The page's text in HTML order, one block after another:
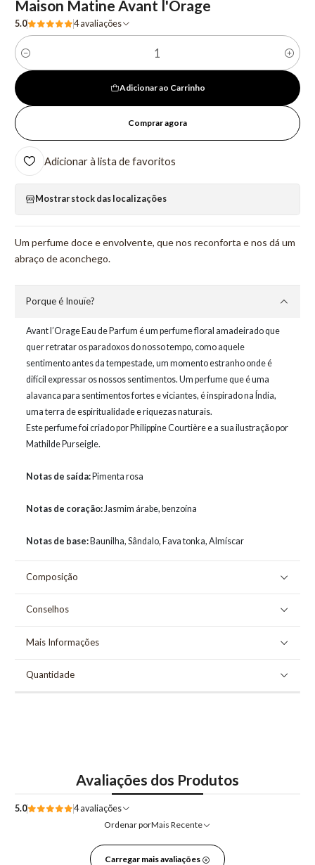
Maison Matine Avant l'Orage
5.0 4 avaliações
Quantidade
Adicionar ao Carrinho
Comprar agora
Adicionar à lista de favoritos
Mostrar stock das localizações
Um perfume doce e envolvente, que nos reconforta e nos dá um
abraço de aconchego.
Porque é Inouïe?
Avant l’Orage Eau de Parfum é um perfume floral amadeirado que
quer retratar os paradoxos do nosso tempo, como aquele
sentimento antes da tempestade, um momento estranho onde é
difícil expressar os nossos sentimentos. Um perfume que é uma
alavanca para sentimentos fortes e viciantes, é inspirado na Índia,
uma terra de espiritualidade e riquezas naturais.
Este perfume foi criado por Philippine Courtière e a sua ilustração por
Mathilde Purseigle.
Notas de saída:Pimenta rosa
Notas de coração:Jasmim árabe, benzoína
Notas de base:Baunilha, Sândalo, Fava tonka, Almíscar
Composição
Conselhos
Mais Informações
Quantidade
Avaliações dos Produtos
5.0
4 avaliações
Ordenar porMais Recente
Carregar mais avaliações